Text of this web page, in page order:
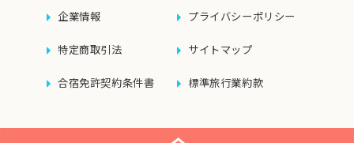
企業情報 プライバシーポリシー
特定商取引法 サイトマップ
合宿免許契約条件書 標準旅行業約款